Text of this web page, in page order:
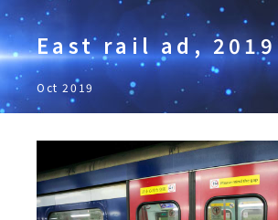
East rail ad, 2019
Oct 2019